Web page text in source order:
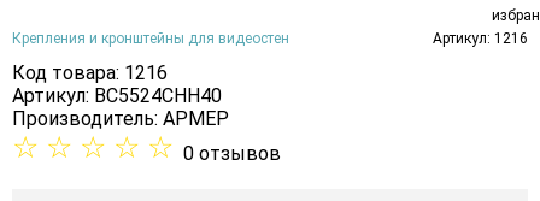
Крепления и кронштейны для видеостен Артикул: 1216
Код товара: 1216
Артикул: ВС5524СНН40
Производитель: АРМЕР
☆ ☆ ☆ ☆ ☆ 0 отзывов